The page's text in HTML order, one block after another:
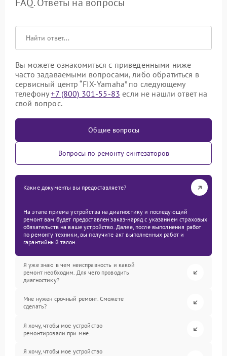
Вы можете ознакомиться с приведенными ниже
часто задаваемыми вопросами, либо обратиться в
сервисный центр “FIX-Yamaha” по следующему
телефону+7 (800) 301-55-83 если не нашли ответ на
свой вопрос.
Общие вопросы
Вопросы по ремонту синтезаторов
Какие документы вы предоставляете?
На этапе приема устройства на диагностику и последующий
ремонт вам будет предоставлен заказ-наряд с указанием страховых
обязательств на ваше устройство. Далее, после выполнения работ
по ремонту техники, вы получите акт выполненных работ и
гарантийный талон.
Я уже знаю в чем неисправность и какой
ремонт необходим. Для чего проводить
диагностику?
Мне нужен срочный ремонт. Сможете
сделать?
Я хочу, чтобы мое устройство
ремонтировали при мне.
Я хочу, чтобы мое устройство